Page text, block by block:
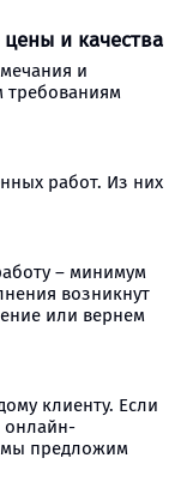
и качества
и
требованиям
работ. Из них
– минимум
возникнут
или вернем
клиенту. Если
онлайн-
мы предложим